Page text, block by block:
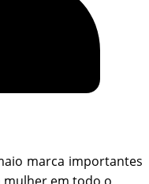
marca importantes